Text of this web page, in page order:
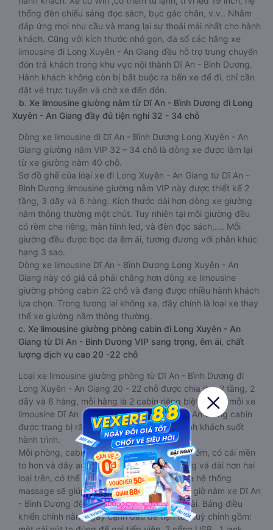
thống đèn chiếu sáng đọc sách, bục gác chân, v.v.. Nhằm
đáp ứng mọi nhu cầu và mang lại sự thoải mái nhất cho hành
khách. Cũng với kích thước nhỏ gọn, đa số các hãng xe
limousine đi Long Xuyên - An Giang đều hỗ trợ trung chuyển
đón trả khách trong khu vực nội thành Dĩ An - Bình Dương.
Hành khách không còn bị bắt buộc ra bến xe để đi, chỉ cần
đặt vé trực tuyến và chờ xe đến đón.
b. Xe limousine giường nằm từ Dĩ An - Bình Dương đi Long
Xuyên - An Giang đầy đủ tiện nghi 32 - 34 chỗ
Dòng xe limousine đi Dĩ An - Bình Dương Long Xuyên - An
Giang giường nằm VIP 32 – 34 chỗ là dòng xe được làm lại
từ xe giường nằm 40 chỗ.
Sơ đồ ghế của loại xe đi Long Xuyên - An Giang từ Dĩ An -
Bình Dương limousine giường nằm VIP này được thiết kế 2
tầng, 3 dãy và 6 hàng. Kích thước dài hơn dòng xe giường
nằm thông thường một chút. Tuy nhiên tại mỗi giường đều
có rèm che riêng, màn hình led, và đèn đọc sách,…. Mỗi
giường đều được bọc da êm ái, tương đương với phân khúc
hạng 3 sao.
Dòng xe limousine Dĩ An - Bình Dương Long Xuyên - An
Giang này có giá cả phải chăng hơn dòng xe limousine
giường phòng cabin 22 chỗ và đang được nhiều hành khách
lựa chọn. Trong tương lai không xa, đây chính là loại xe thay
thế xe giường nằm thông thường.
c. Xe limousine giường phòng cabin đi Long Xuyên - An
Giang từ Dĩ An - Bình Dương VIP sang trọng, êm ái, chất
lượng dịch vụ cao 20 -22 chỗ
Loại xe limousine giường phòng từ Dĩ An - Bình Dương đi
Long Xuyên - An Giang 20 - 22 chỗ được chia làm 2 tầng, 2
dãy và 6 hàng, mỗi hàng là 2 cabin riêng biệt. Trong mỗi xe
limousine Dĩ An - Bình Dương Long Xuyên - An Giang cabin
được trang bị rất nhiều tiện ích phục vụ hành khách suốt
hành trình.
Mỗi phòng, cabin đều có gối nằm rời, có gối ôm, có cái mền
to hơn và dây an toàn seat belt. Giường rộng và dài hơn hai
loại trên, có thể lăn lộn thoải mái. Đặc biệt là hệ thống
massage sẽ giúp bạn thư giãn trong những giờ nằm xe Dĩ An
- Bình Dương đến Long Xuyên - An Giang dài. Bảng điều
khiển chính nằm ngay cạnh đầu để tiện tay tuỳ chỉnh gồm: